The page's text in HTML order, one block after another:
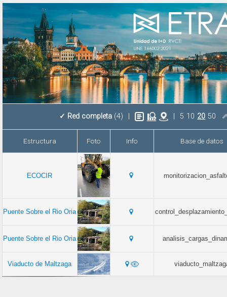
✓ Red completa (4) 5 10 20 50
Estructura Foto Info Base de datos
ECOCIR
Puente Sobre el Rio Oria
Puente Sobre el Rio Oria
Viaducto de Maltzaga